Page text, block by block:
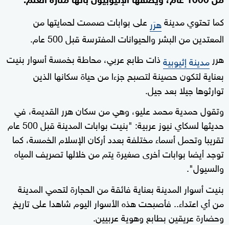
كما تحتوي مدينةهرَر على بوابات صممت لحمايتها من
المعتدين من البشر والحيوانات المفترسة قبل 500 عام.
هرر مدينة إثيوبيةذات طابع عربي، محاطة بخمسة أسوار بنيت
بعناية لتكون حصينة لتصبح جزءا من حياة سكانها الذين
توارثوها جيلا بعد جيل.
وتقول حمدية محمد عليو، وهي من سكان هرر القديمة، في
حديثها لسكاي نيوز عربية: "بنيت بوابات المدينة قبل 500 عام
تقريبا وتحمل أسماء مختلفة بعدد أركان الإسلام الخمسة، كما
توجد أيضا بوابات أخرى صغيرة يتم من خلالها تصريف المياه
والسيول".
بنيت أسوار المدينة بعناية فائقة من الحجارة لتحمي المدينة
من أي اعتداء.. فأصبحت هذه الأسوار اليوم شاهدا على تاريخ
وحضارة عريقين بطابع وهوية عربيين.